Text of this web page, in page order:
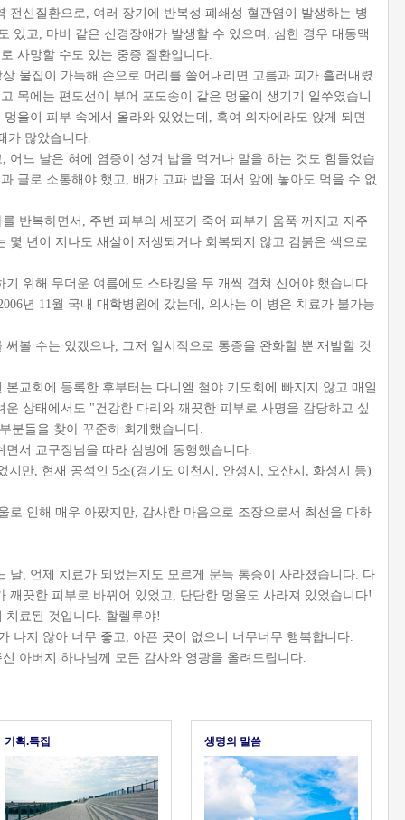
전신질환으로, 여러 장기에 반복성 폐쇄성 혈관염이 발생하는 병
있고, 마비 같은 신경장애가 발생할 수 있으며, 심한 경우 대동맥
사망할 수도 있는 중증 질환입니다.
물집이 가득해 손으로 머리를 쓸어내리면 고름과 피가 흘러내렸
목에는 편도선이 부어 포도송이 같은 멍울이 생기기 일쑤였습니
울이 피부 속에서 올라와 있었는데, 혹여 의자에라도 앉게 되면
가 많았습니다.
어느 날은 혀에 염증이 생겨 밥을 먹거나 말을 하는 것도 힘들었습
글로 소통해야 했고, 배가 고파 밥을 떠서 앞에 놓아도 먹을 수 없
반복하면서, 주변 피부의 세포가 죽어 피부가 움푹 꺼지고 자주
몇 년이 지나도 새살이 재생되거나 회복되지 않고 검붉은 색으로
위해 무더운 여름에도 스타킹을 두 개씩 겹쳐 신어야 했습니다.
년 11월 국내 대학병원에 갔는데, 의사는 이 병은 치료가 불가능
볼 수는 있겠으나, 그저 일시적으로 통증을 완화할 뿐 재발할 것
본교회에 등록한 후부터는 다니엘 철야 기도회에 빠지지 않고 매일
상태에서도 "건강한 다리와 깨끗한 피부로 사명을 감당하고 싶
분들을 찾아 꾸준히 회개했습니다.
서 교구장님을 따라 심방에 동행했습니다.
지만, 현재 공석인 5조(경기도 이천시, 안성시, 오산시, 화성시 등)
로 인해 매우 아팠지만, 감사한 마음으로 조장으로서 최선을 다하
날, 언제 치료가 되었는지도 모르게 문득 통증이 사라졌습니다. 다
깨끗한 피부로 바뀌어 있었고, 단단한 멍울도 사라져 있었습니다!
치료된 것입니다. 할렐루야!
나지 않아 너무 좋고, 아픈 곳이 없으니 너무너무 행복합니다.
아버지 하나님께 모든 감사와 영광을 올려드립니다.
기획.특집 생명의 말씀